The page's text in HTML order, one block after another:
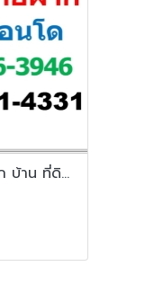
บริการ รับจำนอง ขายฝาก บ้าน ที่ดิน คอนโด อาคารพาณิชย์ อสังหาริมทร